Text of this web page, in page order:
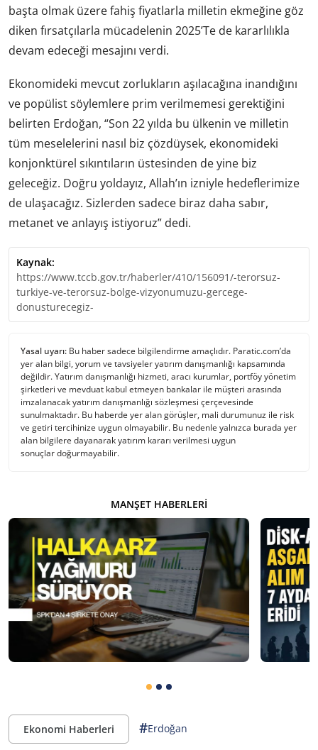
başta olmak üzere fahiş fiyatlarla milletin ekmeğine göz
diken fırsatçılarla mücadelenin 2025’Te de kararlılıkla
devam edeceği mesajını verdi.
Ekonomideki mevcut zorlukların aşılacağına inandığını
ve popülist söylemlere prim verilmemesi gerektiğini
belirten Erdoğan, “Son 22 yılda bu ülkenin ve milletin
tüm meselelerini nasıl biz çözdüysek, ekonomideki
konjonktürel sıkıntıların üstesinden de yine biz
geleceğiz. Doğru yoldayız, Allah’ın izniyle hedeflerimize
de ulaşacağız. Sizlerden sadece biraz daha sabır,
metanet ve anlayış istiyoruz” dedi.
Kaynak:
https://www.tccb.gov.tr/haberler/410/156091/-terorsuz-
turkiye-ve-terorsuz-bolge-vizyonumuzu-gercege-
donusturecegiz-
Yasal uyarı: Bu haber sadece bilgilendirme amaçlıdır. Paratic.com’da
yer alan bilgi, yorum ve tavsiyeler yatırım danışmanlığı kapsamında
değildir. Yatırım danışmanlığı hizmeti, aracı kurumlar, portföy yönetim
şirketleri ve mevduat kabul etmeyen bankalar ile müşteri arasında
imzalanacak yatırım danışmanlığı sözleşmesi çerçevesinde
sunulmaktadır. Bu haberde yer alan görüşler, mali durumunuz ile risk
ve getiri tercihinize uygun olmayabilir. Bu nedenle yalnızca burada yer
alan bilgilere dayanarak yatırım kararı verilmesi uygun
sonuçlar doğurmayabilir.
MANŞET HABERLERI
Ekonomi Haberleri #Erdoğan